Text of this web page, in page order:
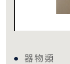
器物類